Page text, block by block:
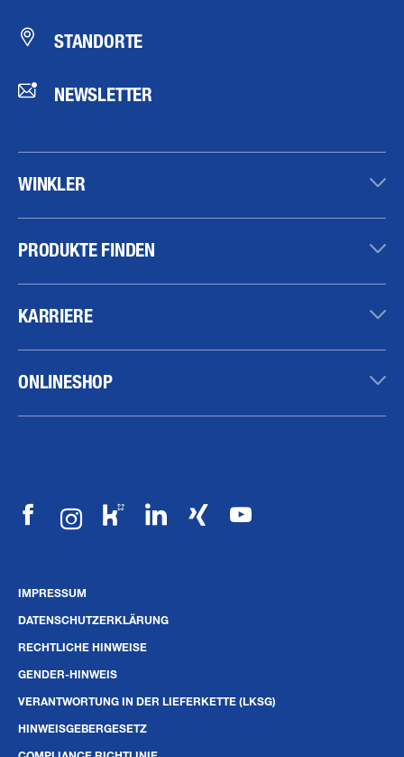
STANDORTE
NEWSLETTER
WINKLER
PRODUKTE FINDEN
KARRIERE
ONLINESHOP
IMPRESSUM
DATENSCHUTZERKLÄRUNG
RECHTLICHE HINWEISE
GENDER-HINWEIS
VERANTWORTUNG IN DER LIEFERKETTE (LKSG)
HINWEISGEBERGESETZ